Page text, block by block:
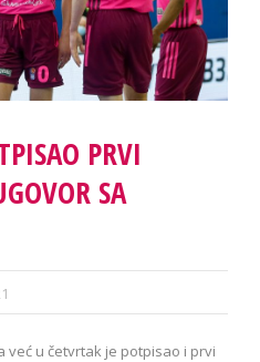
PRVI
SA
već u četvrtak je potpisao i prvi